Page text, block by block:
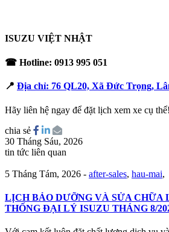
ISUZU VIỆT NHẬT
☎ Hotline: 0913 995 051
📍 Địa chỉ: 76 QL20, Xã Đức Trọng,
Hãy liên hệ ngay để đặt lịch xem xe cụ thể!
chia sẻ
30 Tháng Sáu, 2026
tin tức liên quan
5 Tháng Tám, 2026 - after-sales, hau-mai,
LỊCH BẢO DƯỠNG VÀ SỬA CHỮA
THỐNG ĐẠI LÝ ISUZU THÁNG 8/